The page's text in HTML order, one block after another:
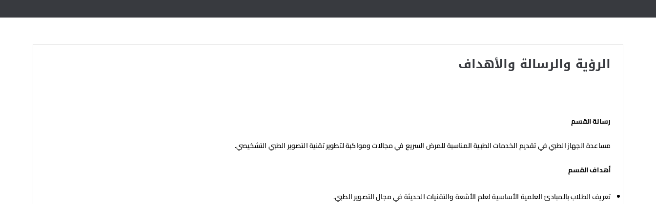
الرؤية والرسالة والأهداف
رسالة القسم
مساعدة الجهاز الطبي في تقديم الخدمات الطبية المناسبة للمرض السريع في مجالات ومواكبة لتطوير تقنية التصوير الطبي التشخيصي.
أهداف القسم
تعريف الطلاب بالمبادئ العلمية الأساسية لعلم الأشعة والتقنيات الحديثة في مجال التصوير الطبي.